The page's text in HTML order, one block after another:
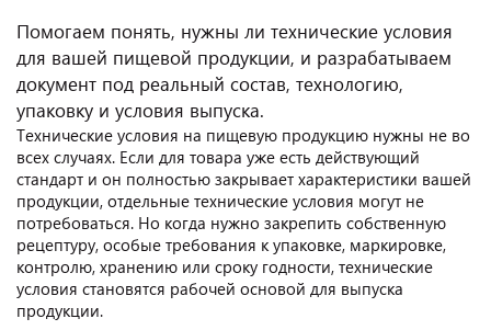
Помогаем понять, нужны ли технические условия
для вашей пищевой продукции, и разрабатываем
документ под реальный состав, технологию,
упаковку и условия выпуска.
Технические условия на пищевую продукцию нужны не во
всех случаях. Если для товара уже есть действующий
стандарт и он полностью закрывает характеристики вашей
продукции, отдельные технические условия могут не
потребоваться. Но когда нужно закрепить собственную
рецептуру, особые требования к упаковке, маркировке,
контролю, хранению или сроку годности, технические
условия становятся рабочей основой для выпуска
продукции.